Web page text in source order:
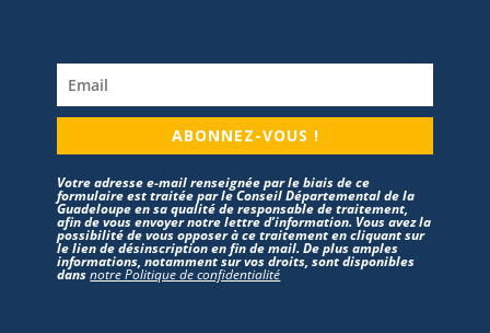
ABONNEZ-VOUS !
Votre adresse e-mail renseignée par le biais de ce
formulaire est traitée par le Conseil Départemental de la
Guadeloupe en sa qualité de responsable de traitement,
afin de vous envoyer notre lettre d’information. Vous avez la
possibilité de vous opposer à ce traitement en cliquant sur
le lien de désinscription en fin de mail. De plus amples
informations, notamment sur vos droits, sont disponibles
dansnotre Politique de confidentialité